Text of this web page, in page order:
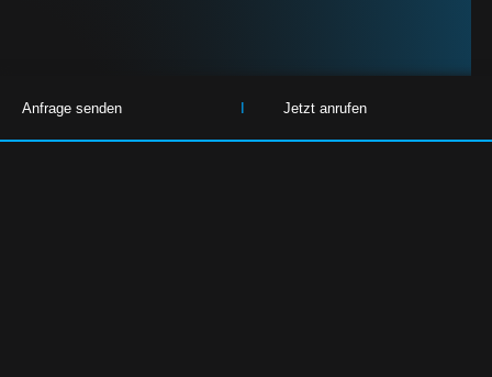
Anfrage senden I Jetzt anrufen